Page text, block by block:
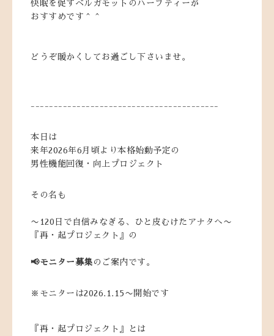
快眠を促すベルガモットのハーブティーが
おすすめです＾＾
どうぞ暖かくしてお過ごし下さいませ。
-----------------------------------------
本日は
来年2026年6月頃より本格始動予定の
男性機能回復・向上プロジェクト
その名も
〜120日で自信みなぎる、
ひと皮むけたアナタへ〜
『再・起プロジェクト』の
📢モニター募集 の ご案内です。
※モニターは2026.1.15〜開始です
『再・起プロジェクト』とは